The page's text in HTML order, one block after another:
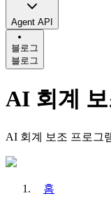
Agent API
블로그
블로그
AI 회계
AI 회계 보조 프로그
홈